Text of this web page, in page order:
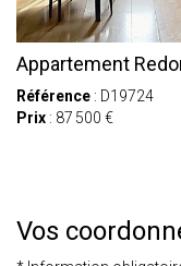
Appartement
Référence : D19724
Prix : 87 500 €
Vos